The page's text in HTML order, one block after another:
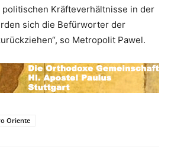
Kräfteverhältnisse in der
sich die Befürworter der
so Metropolit Pawel.
Oriente